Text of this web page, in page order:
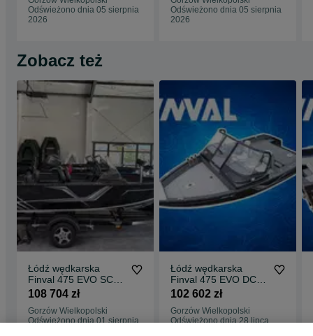
Odświeżono dnia 05 sierpnia
2026
WIELKOPOLSKI
Odświeżono dnia 05 sierpnia
2026
Zobacz też
Łódź wędkarska
Finval 475 EVO SC
Dealer Polska
108 704 zł
Gorzów Wielkopolski
Odświeżono dnia 01 sierpnia
Łódź wędkarska
Finval 475 EVO DC
Dealer Polska
102 602 zł
Gorzów Wielkopolski
Odświeżono dnia 28 lipca